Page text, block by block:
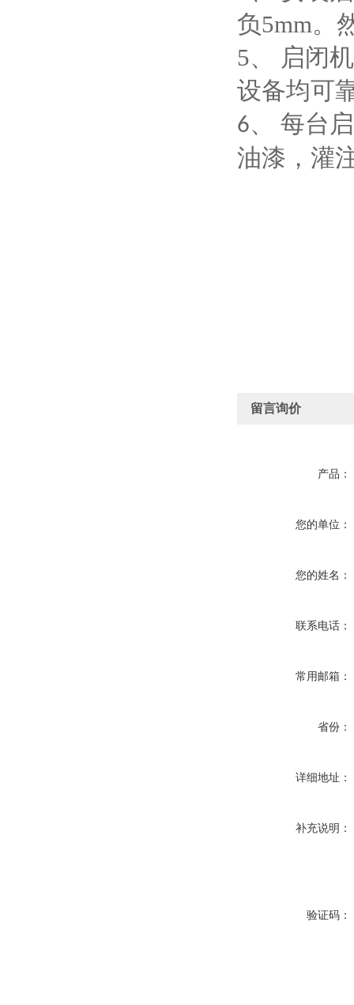
负5mm。
5、 启闭
设备均可
6、 每台
油漆，灌
留言询价
产品：
您的单位：
您的姓名：
联系电话：
常用邮箱：
省份：
详细地址：
补充说明：
验证码：